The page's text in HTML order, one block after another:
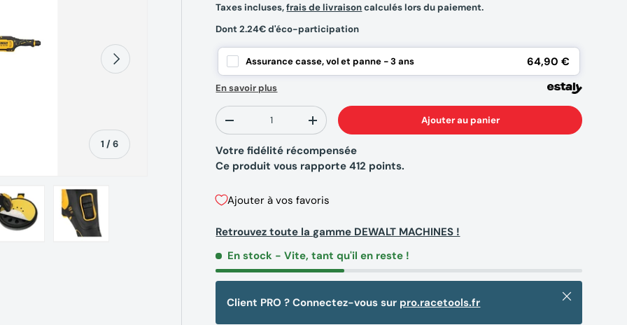
1 /de
6
Suivant
Charger l’image 6 dans la vue de galerie
Taxes incluses,frais de livraisoncalculés lors du paiement.
Dont 2.24€ d'éco-participation
Assurance casse, vol et panne - 3 ans 64,90 €
En savoir plus
Qté
-
+ Ajouter au panier
Votre fidélité récompensée
Ce produit vous rapporte412 points.
Ajouter à vos favoris
Retrouvez toute la gamme DEWALT MACHINES !
En stock - Vite, tant qu'il en reste !
Client PRO ? Connectez-vous sur pro.racetools.fr Fermer